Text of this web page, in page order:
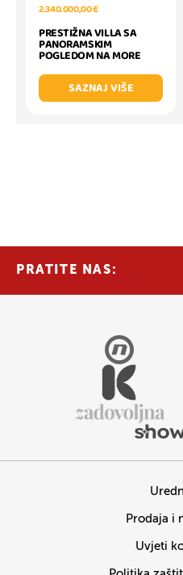
2.340.000,00 €
PRESTIŽNA VILLA SA
PANORAMSKIM
POGLEDOM NA MORE
SAZNAJ VIŠE
PRATITE NAS:
Prodaja i
Uvjeti